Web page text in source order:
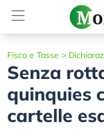
Fisco e Tasse >
Senza
quinquies
cartelle